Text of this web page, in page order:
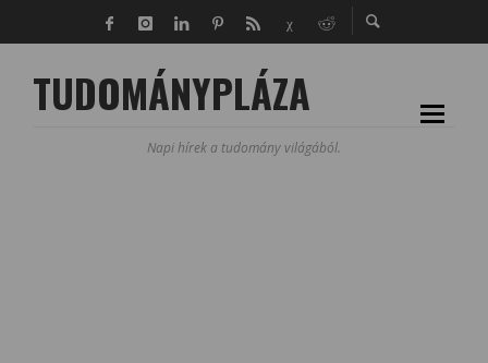
TUDOMÁNYPLÁZA
Napi hírek a tudomány világából.